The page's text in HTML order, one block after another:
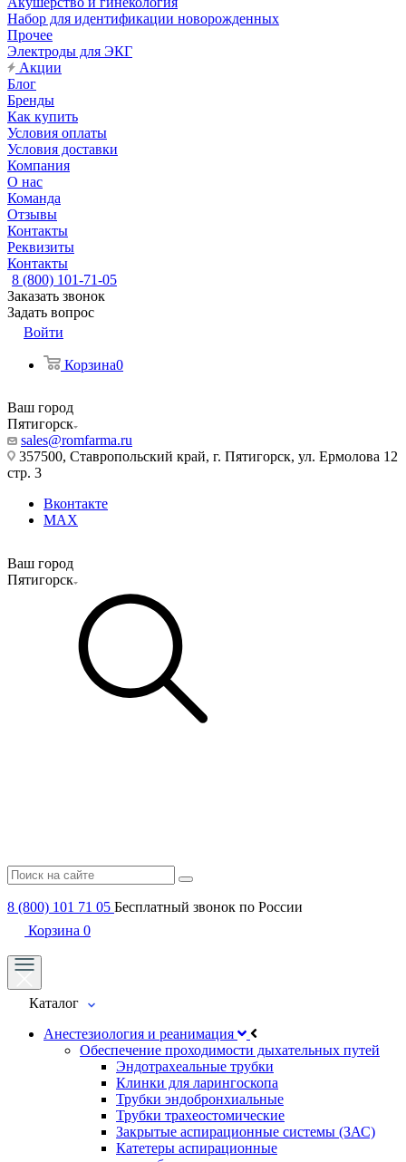
Набор для идентификации новорожденных
Прочее
Электроды для ЭКГ
Акции
Блог
Бренды
Как купить
Условия оплаты
Условия доставки
Компания
О нас
Команда
Отзывы
Контакты
Реквизиты
Контакты
8 (800) 101-71-05
Заказать звонок
Задать вопрос
Войти
Корзина0
Ваш город
Пятигорск
sales@romfarma.ru
357500, Ставропольский край, г. Пятигорск, ул. Ермолова 12
стр. 3
Вконтакте
MAX
Ваш город
Пятигорск
8 (800) 101 71 05 Бесплатный звонок по России
Корзина 0
Каталог
Анестезиология и реанимация
Обеспечение проходимости дыхательных путей
Эндотрахеальные трубки
Клинки для ларингоскопа
Трубки эндобронхиальные
Трубки трахеостомические
Закрытые аспирационные системы (ЗАС)
Катетеры аспирационные